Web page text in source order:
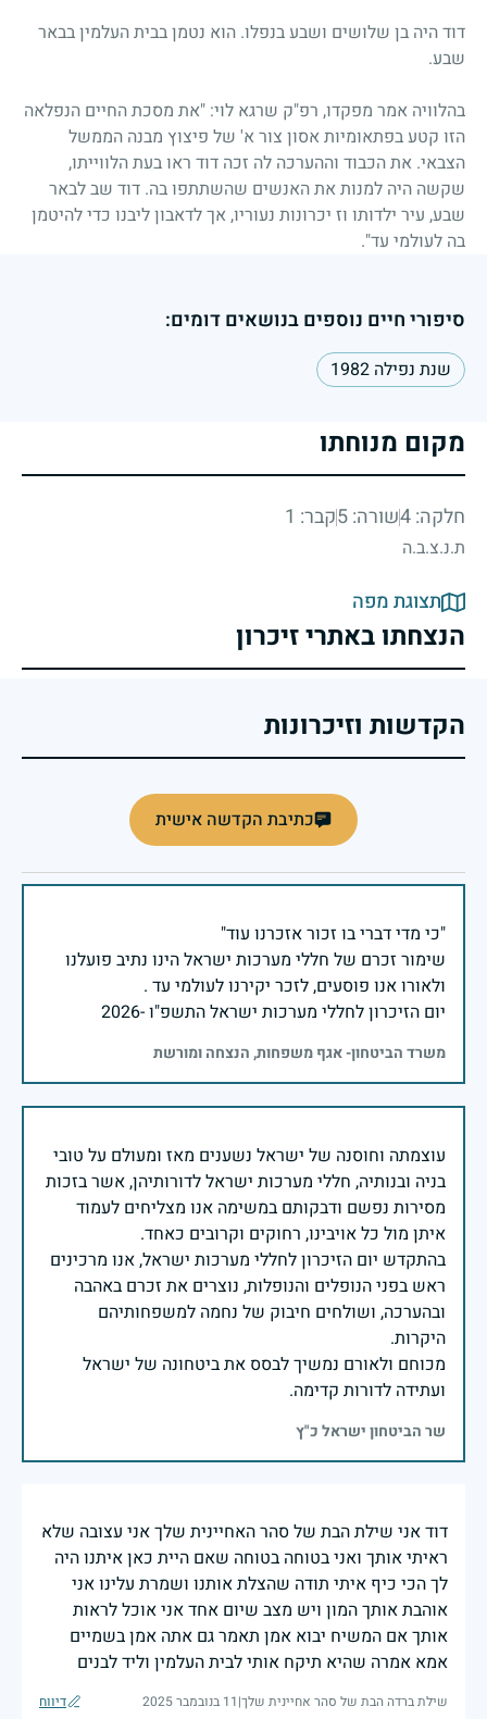
דוד היה בן שלושים ושבע בנפלו. הוא נטמן בבית העלמין בבאר
שבע.
בהלוויה אמר מפקדו, רפ"ק שרגא לוי: "את מסכת החיים הנפלאה
הזו קטע בפתאומיות אסון צור א' של פיצוץ מבנה הממשל
הצבאי. את הכבוד וההערכה לה זכה דוד ראו בעת הלווייתו,
שקשה היה למנות את האנשים שהשתתפו בה. דוד שב לבאר
שבע, עיר ילדותו וז יכרונות נעוריו, אך לדאבון ליבנו כדי להיטמן
בה לעולמי עד".
סיפורי חיים נוספים בנושאים דומים:
שנת נפילה 1982
מקום מנוחתו
חלקה: 4 שורה: 5 קבר: 1
ת.נ.צ.ב.ה
תצוגת מפה
הנצחתו באתרי זיכרון
הקדשות וזיכרונות
כתיבת הקדשה אישית
שימור זכרם של חללי מערכות ישראל הינו נתיב פועלנו
יום הזיכרון לחללי מערכות ישראל התשפ"ו -2026
משרד הביטחון- אגף משפחות, הנצחה ומורשת
עוצמתה וחוסנה של ישראל נשענים מאז ומעולם על טובי
בניה ובנותיה, חללי מערכות ישראל לדורותיהן, אשר בזכות
מסירות נפשם ודבקותם במשימה אנו מצליחים לעמוד
בהתקדש יום הזיכרון לחללי מערכות ישראל, אנו מרכינים
ראש בפני הנופלים והנופלות, נוצרים את זכרם באהבה
ובהערכה, ושולחים חיבוק של נחמה למשפחותיהם
מכוחם ולאורם נמשיך לבסס את ביטחונה של ישראל
ועתידה לדורות קדימה.
שר הביטחון ישראל כ"ץ
דוד אני שילת הבת של סהר האחיינית שלך אני עצובה שלא
ראיתי אותך ואני בטוחה בטוחה שאם היית כאן איתנו היה
לך הכי כיף איתי תודה שהצלת אותנו ושמרת עלינו אני
אוהבת אותך המון ויש מצב שיום אחד אני אוכל לראות
אותך אם המשיח יבוא אמן תאמר גם אתה אמן בשמיים
אמא אמרה שהיא תיקח אותי לבית העלמין וליד לבנים
שילת ברדה הבת של סהר אחיינית שלך|11 בנובמבר 2025 דיווח